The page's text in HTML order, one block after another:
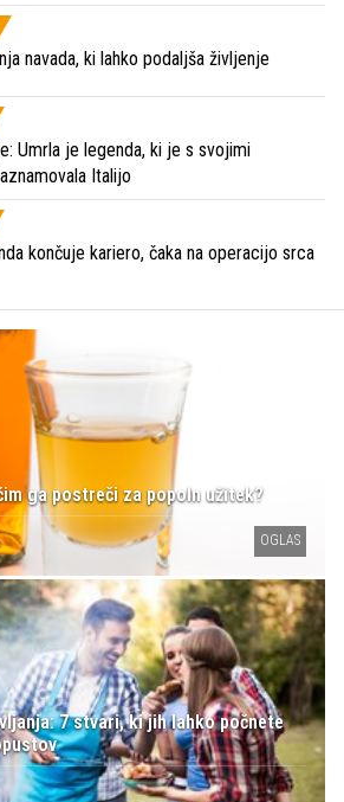
navada, ki lahko podaljša življenje
Umrla je legenda, ki je s svojimi
Italijo
končuje kariero, čaka na operacijo srca
ga postreči za popoln užitek?
OGLAS
7 stvari, ki jih lahko počnete